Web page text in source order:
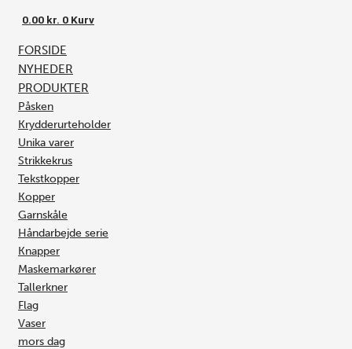
0.00 kr. 0 Kurv
FORSIDE
NYHEDER
PRODUKTER
Påsken
Krydderurteholder
Unika varer
Strikkekrus
Tekstkopper
Kopper
Garnskåle
Håndarbejde serie
Knapper
Maskemarkører
Tallerkner
Flag
Vaser
mors dag